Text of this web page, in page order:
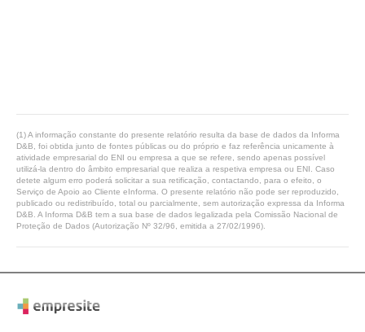
(1) A informação constante do presente relatório resulta da base de dados da Informa
D&B, foi obtida junto de fontes públicas ou do próprio e faz referência unicamente à
atividade empresarial do ENI ou empresa a que se refere, sendo apenas possível
utilizá-la dentro do âmbito empresarial que realiza a respetiva empresa ou ENI. Caso
detete algum erro poderá solicitar a sua retificação, contactando, para o efeito, o
Serviço de Apoio ao Cliente eInforma. O presente relatório não pode ser reproduzido,
publicado ou redistribuído, total ou parcialmente, sem autorização expressa da Informa
D&B. A Informa D&B tem a sua base de dados legalizada pela Comissão Nacional de
Proteção de Dados (Autorização Nº 32/96, emitida a 27/02/1996).